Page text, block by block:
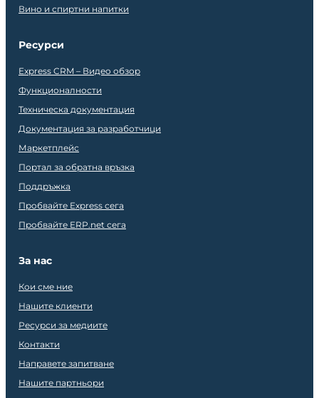
Вино и спиртни напитки
Ресурси
Express CRM – Видео обзор
Функционалности
Техническа документация
Документация за разработчици
Маркетплейс
Портал за обратна връзка
Поддръжка
Пробвайте Express сега
Пробвайте ERP.net сега
За нас
Кои сме ние
Нашите клиенти
Ресурси за медиите
Контакти
Направете запитване
Нашите партньори